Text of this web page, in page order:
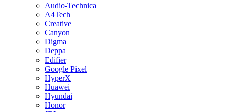
Audio-Technica
A4Tech
Creative
Canyon
Digma
Deppa
Edifier
Google Pixel
HyperX
Huawei
Hyundai
Honor